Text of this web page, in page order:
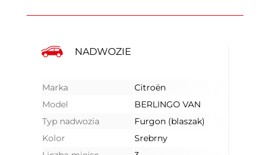
NADWOZIE
Marka
Citroën
Model
BERLINGO VAN
Typ nadwozia
Furgon (blaszak)
Kolor
Srebrny